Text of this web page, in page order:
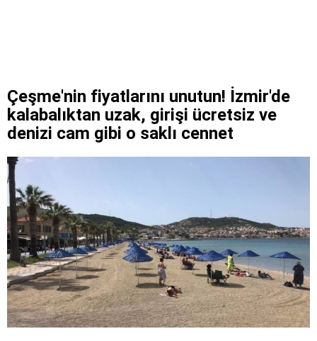
Çeşme'nin fiyatlarını unutun! İzmir'de
kalabalıktan uzak, girişi ücretsiz ve
denizi cam gibi o saklı cennet